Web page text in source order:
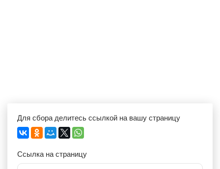
Для сбора делитесь ссылкой на вашу страницу
Ссылка на страницу